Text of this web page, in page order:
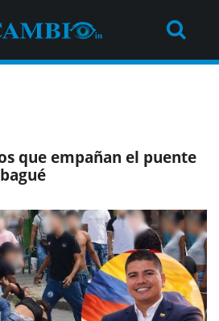
que empañan el puente